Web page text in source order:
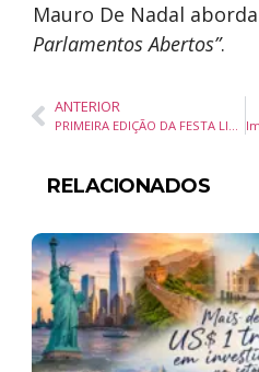
Mauro De Nadal
Parlamentos Abertos”.
ANTERIOR
PRIMEIRA EDIÇÃO DA FESTA LITERÁRIA DE JOINVILLE ACONTECE EM DEZEMBRO COM FOCO NA LITERATURA APLICADA ÀS ARTES
RELACIONADOS